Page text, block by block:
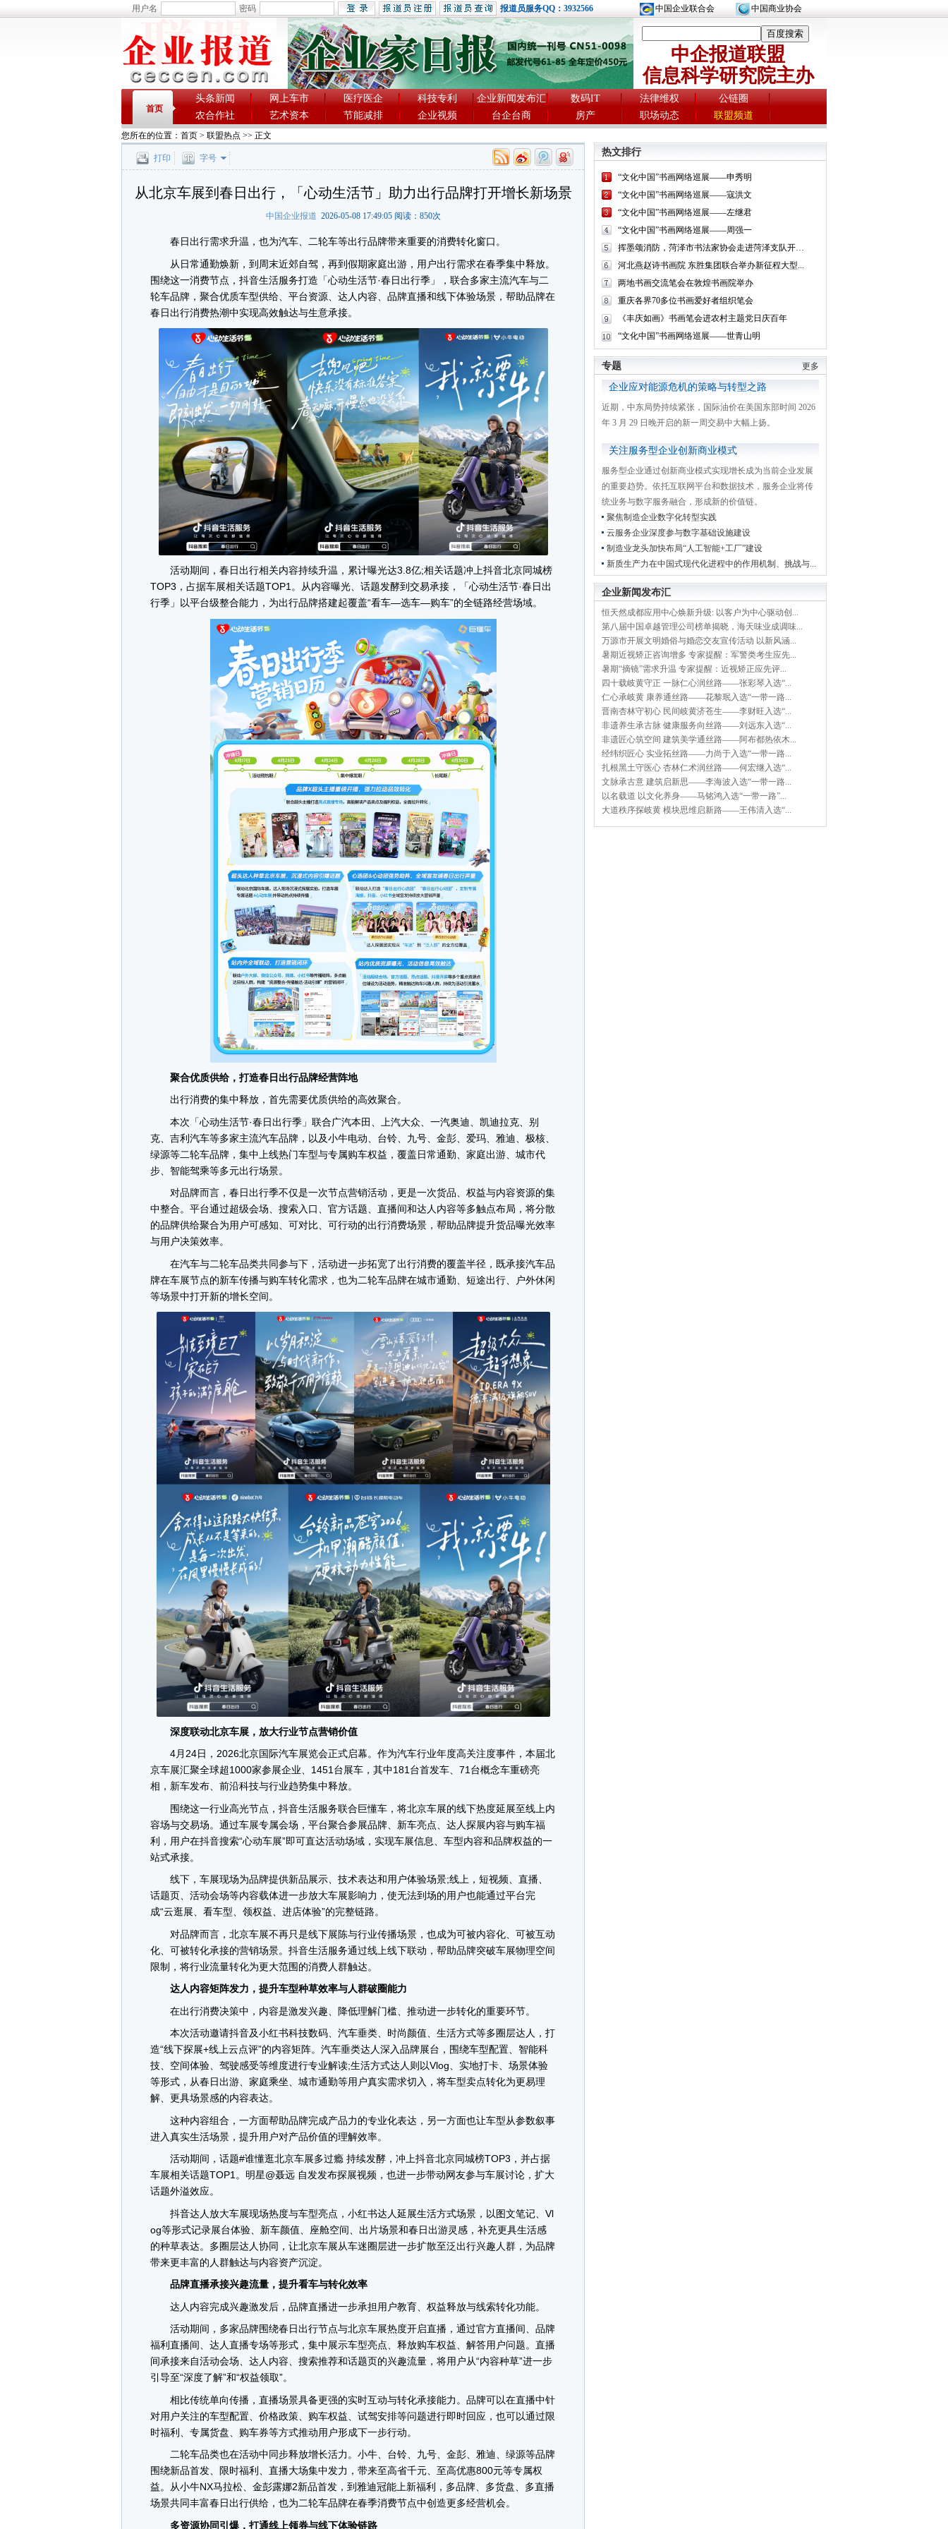
中国企业联合会 中国商业协会
用户名 密码 报道员服务QQ：3932566
中企报道联盟
信息科学研究院主办
首页
头条新闻 网上车市 医疗医企 科技专利 企业新闻发布汇 数码IT 法律维权
公链圈
农合作社
艺术资本 节能减排 企业视频 台企台商 房产 职场动态 联盟频道
您所在的位置： 首页 > 联盟热点 >> 正文
打印 字号
从北京车展到春日出行，「心动生活节」助力出行品牌打开增长新场景
中国企业报道 2026-05-08 17:49:05 阅读： 850次
春日出行需求升温，也为汽车、二轮车等出行品牌带来重要的消费转化窗口。
从日常通勤焕新，到周末近郊自驾，再到假期家庭出游，用户出行需求在春季集中释放。
围绕这一消费节点，抖音生活服务打造「心动生活节·春日出行季」，联合多家主流汽车与二
轮车品牌，聚合优质车型供给、平台资源、达人内容、品牌直播和线下体验场景，帮助品牌在
春日出行消费热潮中实现高效触达与生意承接。
活动期间，春日出行相关内容持续升温，累计曝光达3.8亿;相关话题冲上抖音北京同城榜
TOP3，占据车展相关话题TOP1。从内容曝光、话题发酵到交易承接，「心动生活节·春日出
行季」以平台级整合能力，为出行品牌搭建起覆盖“看车—选车—购车”的全链路经营场域。
聚合优质供给，打造春日出行品牌经营阵地
出行消费的集中释放，首先需要优质供给的高效聚合。
本次「心动生活节·春日出行季」联合广汽本田、上汽大众、一汽奥迪、凯迪拉克、别
克、吉利汽车等多家主流汽车品牌，以及小牛电动、台铃、九号、金彭、爱玛、雅迪、极核、
绿源等二轮车品牌，集中上线热门车型与专属购车权益，覆盖日常通勤、家庭出游、城市代
步、智能驾乘等多元出行场景。
对品牌而言，春日出行季不仅是一次节点营销活动，更是一次货品、权益与内容资源的集
中整合。平台通过超级会场、搜索入口、官方话题、直播间和达人内容等多触点布局，将分散
的品牌供给聚合为用户可感知、可对比、可行动的出行消费场景，帮助品牌提升货品曝光效率
与用户决策效率。
在汽车与二轮车品类共同参与下，活动进一步拓宽了出行消费的覆盖半径，既承接汽车品
牌在车展节点的新车传播与购车转化需求，也为二轮车品牌在城市通勤、短途出行、户外休闲
等场景中打开新的增长空间。
深度联动北京车展，放大行业节点营销价值
4月24日，2026北京国际汽车展览会正式启幕。作为汽车行业年度高关注度事件，本届北
京车展汇聚全球超1000家参展企业、1451台展车，其中181台首发车、71台概念车重磅亮
相，新车发布、前沿科技与行业趋势集中释放。
围绕这一行业高光节点，抖音生活服务联合巨懂车，将北京车展的线下热度延展至线上内
容场与交易场。通过车展专属会场，平台聚合参展品牌、新车亮点、达人探展内容与购车福
利，用户在抖音搜索“心动车展”即可直达活动场域，实现车展信息、车型内容和品牌权益的一
站式承接。
线下，车展现场为品牌提供新品展示、技术表达和用户体验场景;线上，短视频、直播、
话题页、活动会场等内容载体进一步放大车展影响力，使无法到场的用户也能通过平台完
成“云逛展、看车型、领权益、进店体验”的完整链路。
对品牌而言，北京车展不再只是线下展陈与行业传播场景，也成为可被内容化、可被互动
化、可被转化承接的营销场景。抖音生活服务通过线上线下联动，帮助品牌突破车展物理空间
限制，将行业流量转化为更大范围的消费人群触达。
达人内容矩阵发力，提升车型种草效率与人群破圈能力
在出行消费决策中，内容是激发兴趣、降低理解门槛、推动进一步转化的重要环节。
本次活动邀请抖音及小红书科技数码、汽车垂类、时尚颜值、生活方式等多圈层达人，打
造“线下探展+线上云点评”的内容矩阵。汽车垂类达人深入品牌展台，围绕车型配置、智能科
技、空间体验、驾驶感受等维度进行专业解读;生活方式达人则以Vlog、实地打卡、场景体验
等形式，从春日出游、家庭乘坐、城市通勤等用户真实需求切入，将车型卖点转化为更易理
解、更具场景感的内容表达。
这种内容组合，一方面帮助品牌完成产品力的专业化表达，另一方面也让车型从参数叙事
进入真实生活场景，提升用户对产品价值的理解效率。
活动期间，话题#谁懂逛北京车展多过瘾 持续发酵，冲上抖音北京同城榜TOP3，并占据
车展相关话题TOP1。明星@聂远 自发发布探展视频，也进一步带动网友参与车展讨论，扩大
话题外溢效应。
抖音达人放大车展现场热度与车型亮点，小红书达人延展生活方式场景，以图文笔记、Vl
og等形式记录展台体验、新车颜值、座舱空间、出片场景和春日出游灵感，补充更具生活感
的种草表达。多圈层达人协同，让北京车展从车迷圈层进一步扩散至泛出行兴趣人群，为品牌
带来更丰富的人群触达与内容资产沉淀。
品牌直播承接兴趣流量，提升看车与转化效率
达人内容完成兴趣激发后，品牌直播进一步承担用户教育、权益释放与线索转化功能。
活动期间，多家品牌围绕春日出行节点与北京车展热度开启直播，通过官方直播间、品牌
福利直播间、达人直播专场等形式，集中展示车型亮点、释放购车权益、解答用户问题。直播
间承接来自活动会场、达人内容、搜索推荐和话题页的兴趣流量，将用户从“内容种草”进一步
引导至“深度了解”和“权益领取”。
相比传统单向传播，直播场景具备更强的实时互动与转化承接能力。品牌可以在直播中针
对用户关注的车型配置、价格政策、购车权益、试驾安排等问题进行即时回应，也可以通过限
时福利、专属货盘、购车券等方式推动用户形成下一步行动。
二轮车品类也在活动中同步释放增长活力。小牛、台铃、九号、金彭、雅迪、绿源等品牌
围绕新品首发、限时福利、直播大场集中发力，带来至高省千元、至高优惠800元等专属权
益。从小牛NX马拉松、金彭露娜2新品首发，到雅迪冠能上新福利，多品牌、多货盘、多直播
场景共同丰富春日出行供给，也为二轮车品牌在春季消费节点中创造更多经营机会。
多资源协同引爆，打通线上领券与线下体验链路
热文排行
“文化中国”书画网络巡展——申秀明
“文化中国”书画网络巡展——寇洪文
“文化中国”书画网络巡展——左继君
“文化中国”书画网络巡展——周强一
挥墨颂消防，菏泽市书法家协会走进菏泽支队开展...
河北燕赵诗书画院 东胜集团联合举办新征程大型...
两地书画交流笔会在敦煌书画院举办
重庆各界70多位书画爱好者组织笔会
《丰庆如画》书画笔会进农村主题党日庆百年
“文化中国”书画网络巡展——世青山明
更多
专题
企业应对能源危机的策略与转型之路
近期，中东局势持续紧张，国际油价在美国东部时间 2026
年 3 月 29 日晚开启的新一周交易中大幅上扬。
关注服务型企业创新商业模式
服务型企业通过创新商业模式实现增长成为当前企业发展
的重要趋势。依托互联网平台和数据技术，服务企业将传
统业务与数字服务融合，形成新的价值链。
聚焦制造企业数字化转型实践
云服务企业深度参与数字基础设施建设
制造业龙头加快布局“人工智能+工厂”建设
新质生产力在中国式现代化进程中的作用机制、挑战与...
企业新闻发布汇
恒天然成都应用中心焕新升级: 以客户为中心驱动创...
第八届中国卓越管理公司榜单揭晓，海天味业成调味...
万源市开展文明婚俗与婚恋交友宣传活动 以新风涵...
暑期近视矫正咨询增多 专家提醒：军警类考生应先...
暑期“摘镜”需求升温 专家提醒：近视矫正应先评...
四十载岐黄守正 一脉仁心润丝路——张彩琴入选“...
仁心承岐黄 康养通丝路——花黎珉入选“一带一路...
晋南杏林守初心 民间岐黄济苍生——李财旺入选“...
非遗养生承古脉 健康服务向丝路——刘远东入选“...
非遗匠心筑空间 建筑美学通丝路——阿布都热依木...
经纬织匠心 实业拓丝路——力尚于入选“一带一路...
扎根黑土守医心 杏林仁术润丝路——何宏继入选“...
文脉承古意 建筑启新思——李海波入选“一带一路...
以名载道 以文化养身——马铭鸿入选“一带一路”...
大道秩序探岐黄 模块思维启新路——王伟清入选“...